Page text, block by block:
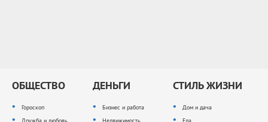
ОБЩЕСТВО
Гороскоп
Дружба и любовь
ДЕНЬГИ
Бизнес и работа
Недвижимость
СТИЛЬ ЖИЗНИ
Дом и дача
Еда